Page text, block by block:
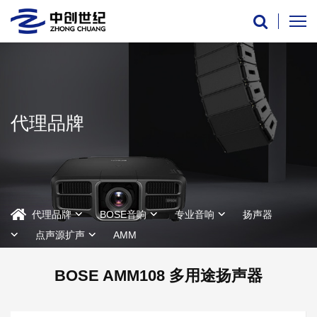
代理品牌
代理品牌 BOSE音响 专业音响
扬声器
点声源扩声
AMM
BOSE AMM108 多用途扬声器